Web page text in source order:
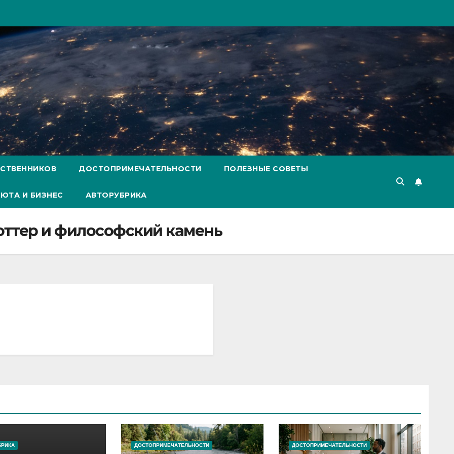
ДОСТОПРИМЕЧАТЕЛЬНОСТИ ПОЛЕЗНЫЕ СОВЕТЫ
И БИЗНЕС АВТОРУБРИКА
и философский камень
ДОСТОПРИМЕЧАТЕЛЬНОСТИ ДОСТОПРИМЕЧАТЕЛЬНОСТИ